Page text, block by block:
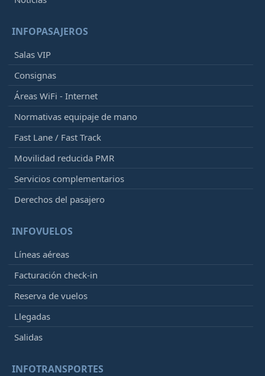
INFOPASAJEROS
Salas VIP
Consignas
Áreas WiFi - Internet
Normativas equipaje de mano
Fast Lane / Fast Track
Movilidad reducida PMR
Servicios complementarios
Derechos del pasajero
INFOVUELOS
Líneas aéreas
Facturación check-in
Reserva de vuelos
Llegadas
Salidas
INFOTRANSPORTES